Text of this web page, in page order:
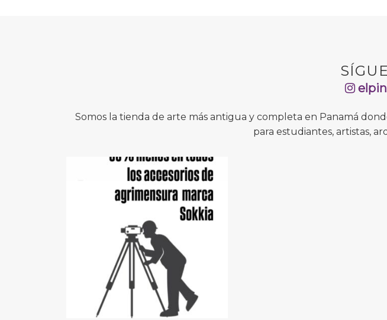
Somos la tienda de arte más antigua y completa en Panamá
para estudiantes, artistas,